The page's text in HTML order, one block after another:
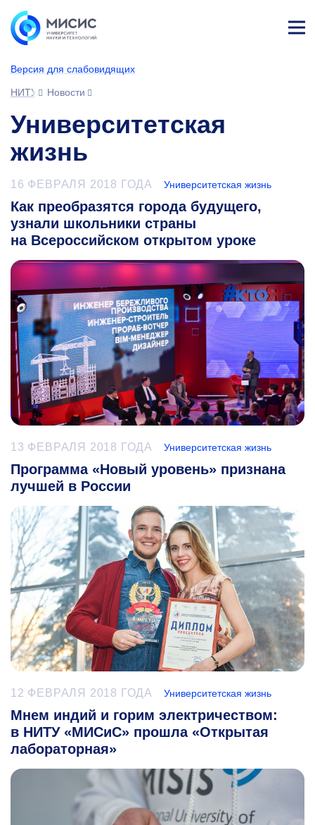
Версия для слабовидящих
НИТУ МИСИС
Новости
Университетская
жизнь
16 ФЕВРАЛЯ 2018 ГОДА Университетская жизнь
Как преобразятся города будущего,
узнали школьники страны
на Всероссийском открытом уроке
13 ФЕВРАЛЯ 2018 ГОДА Университетская жизнь
Программа «Новый уровень» признана
лучшей в России
12 ФЕВРАЛЯ 2018 ГОДА Университетская жизнь
Мнем индий и горим электричеством:
в НИТУ «МИСиС» прошла «Открытая
лабораторная»